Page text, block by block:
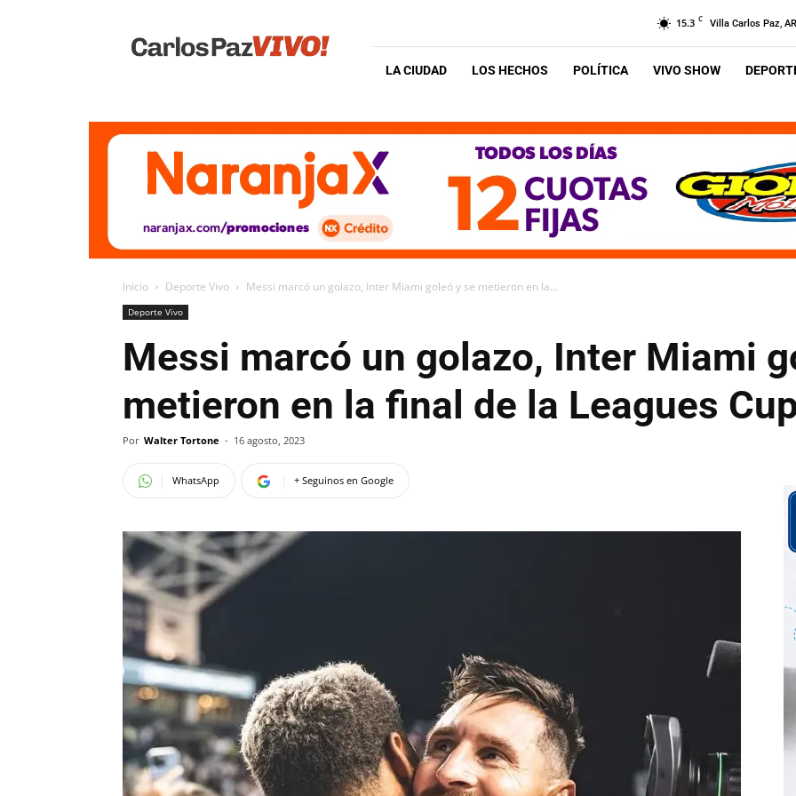
Vivo
15.3 C Villa Carlos Paz, AR
LA CIUDAD LOS HECHOS POLÍTICA VIVO SHOW
Inicio Deporte Vivo Messi marcó un golazo, Inter Miami goleó y se metieron en la...
Deporte Vivo
Messi marcó un golazo, Inter Miami
metieron en la final de la Leagues
Por Walter Tortone - 16 agosto, 2023
WhatsApp + Seguinos en Google